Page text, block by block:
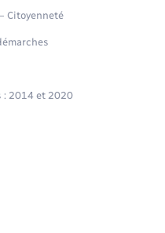
du
Citoyenneté
: 2014 et 2020